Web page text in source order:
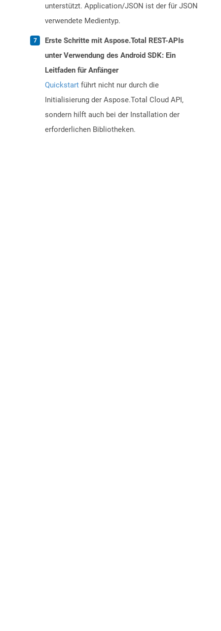
unterstützt. Application/JSON ist der für JSON
verwendete Medientyp.
Erste Schritte mit Aspose.Total REST-APIs
unter Verwendung des Android SDK: Ein
Leitfaden für Anfänger
Quickstart führt nicht nur durch die
Initialisierung der Aspose.Total Cloud API,
sondern hilft auch bei der Installation der
erforderlichen Bibliotheken.